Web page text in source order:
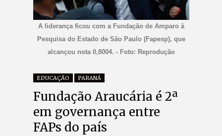
A liderança ficou com a Fundação de Amparo à
Pesquisa do Estado de São Paulo (Fapesp), que
alcançou nota 0,8004. - Foto: Reprodução
EDUCAÇÃO PARANÁ
Fundação Araucária é 2ª
em governança entre
FAPs do país